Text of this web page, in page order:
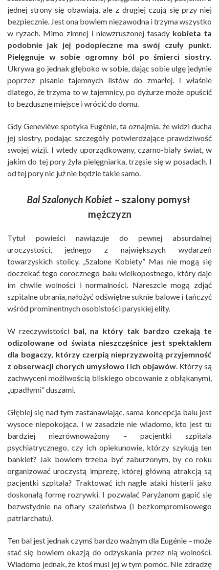
jednej strony się obawiają, ale z drugiej czują się przy niej
bezpiecznie. Jest ona bowiem niezawodna i trzyma wszystko
w ryzach. Mimo zimnej i niewzruszonej fasady kobieta ta
podobnie jak jej podopieczne ma swój czuły punkt.
Pielęgnuje w sobie ogromny ból po śmierci siostry.
Ukrywa go jednak głęboko w sobie, dając sobie ulgę jedynie
poprzez pisanie tajemnych listów do zmarłej. I właśnie
dlatego, że trzyma to w tajemnicy, po dyżurze może opuścić
to bezduszne miejsce i wrócić do domu.
Gdy Geneviève spotyka Eugénie, ta oznajmia, że widzi ducha
jej siostry, podając szczegóły potwierdzające prawdziwość
swojej wizji. I wtedy uporządkowany, czarno-biały świat, w
jakim do tej pory żyła pielęgniarka, trzęsie się w posadach. I
od tej pory nic już nie będzie takie samo.
Bal Szalonych Kobiet– szalony pomysł
mężczyzn
Tytuł powieści nawiązuje do pewnej absurdalnej
uroczystości, jednego z największych wydarzeń
towarzyskich stolicy. „Szalone Kobiety” Mas nie mogą się
doczekać tego corocznego balu wielkopostnego, który daje
im chwile wolności i normalności. Nareszcie mogą zdjąć
szpitalne ubrania, nałożyć odświętne suknie balowe i tańczyć
wśród prominentnych osobistości paryskiej elity.
W rzeczywistości bal, na który tak bardzo czekają te
odizolowane od świata nieszczęśnice jest spektaklem
dla bogaczy, którzy czerpią nieprzyzwoitą przyjemność
z obserwacji chorych umysłowo i ich objawów. Którzy są
zachwyceni możliwością bliskiego obcowanie z obłąkanymi,
„upadłymi” duszami.
Głębiej się nad tym zastanawiając, sama koncepcja balu jest
wysoce niepokojąca. I w zasadzie nie wiadomo, kto jest tu
bardziej niezrównoważony – pacjentki szpitala
psychiatrycznego, czy ich opiekunowie, którzy szykują ten
bankiet? Jak bowiem trzeba być zaburzonym, by co roku
organizować uroczystą imprezę, której główną atrakcją są
pacjentki szpitala? Traktować ich nagłe ataki histerii jako
doskonałą formę rozrywki. I pozwalać Paryżanom gapić się
bezwstydnie na ofiary szaleństwa (i bezkompromisowego
patriarchatu).
Ten bal jest jednak czymś bardzo ważnym dla Eugénie – może
stać się bowiem okazją do odzyskania przez nią wolności.
Wiadomo jednak, że ktoś musi jej w tym pomóc. Nie zdradzę